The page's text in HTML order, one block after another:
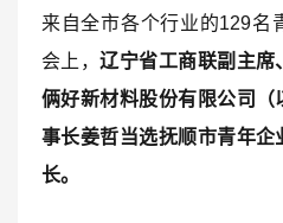
来自全市各个行业的129名
会上，辽宁省工商联副主席
俩好新材料股份有限公司
事长姜哲当选抚顺市青年
长。